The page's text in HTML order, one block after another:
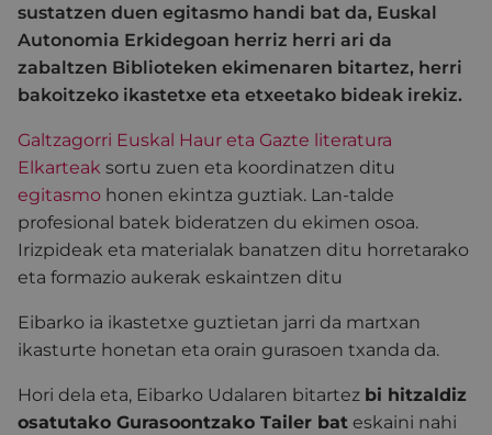
sustatzen duen egitasmo handi bat da, Euskal
Autonomia Erkidegoan herriz herri ari da
zabaltzen Biblioteken ekimenaren bitartez, herri
bakoitzeko ikastetxe eta etxeetako bideak irekiz.
Galtzagorri Euskal Haur eta Gazte literatura
Elkarteak sortu zuen eta koordinatzen ditu
egitasmo honen ekintza guztiak. Lan-talde
profesional batek bideratzen du ekimen osoa.
Irizpideak eta materialak banatzen ditu horretarako
eta formazio aukerak eskaintzen ditu
Eibarko ia ikastetxe guztietan jarri da martxan
ikasturte honetan eta orain gurasoen txanda da.
Hori dela eta, Eibarko Udalaren bitartez bi hitzaldiz
osatutako Gurasoontzako Tailer bat eskaini nahi